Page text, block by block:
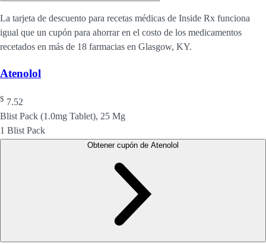
La tarjeta de descuento para recetas médicas de Inside Rx funciona
igual que un cupón para ahorrar en el costo de los medicamentos
recetados en más de 18 farmacias en Glasgow, KY.
Atenolol
$ 7.52
Blist Pack (1.0mg Tablet), 25 Mg
1 Blist Pack